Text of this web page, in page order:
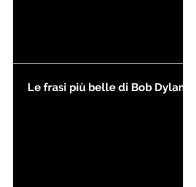
Le frasi più belle di Bob Dylan